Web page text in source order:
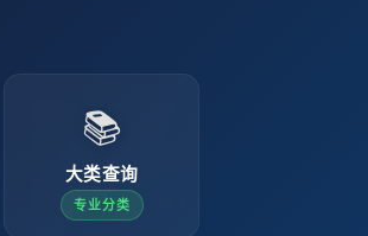
📚
大类查询
专业分类